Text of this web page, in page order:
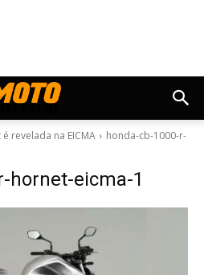
revelada na EICMA
honda-cb-1000-r-
hornet-eicma-1